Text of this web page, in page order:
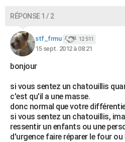
RÉPONSE 1 / 2
stf_frmu 12 511
15 sept. 2012 à 08:21
bonjour
si vous sentez un chatouillis
c'est qu'il a une masse.
donc normal que votre
si vous sentez un chatouillis,
ressentir un enfants ou une
d'urgence faire réparer le four ou